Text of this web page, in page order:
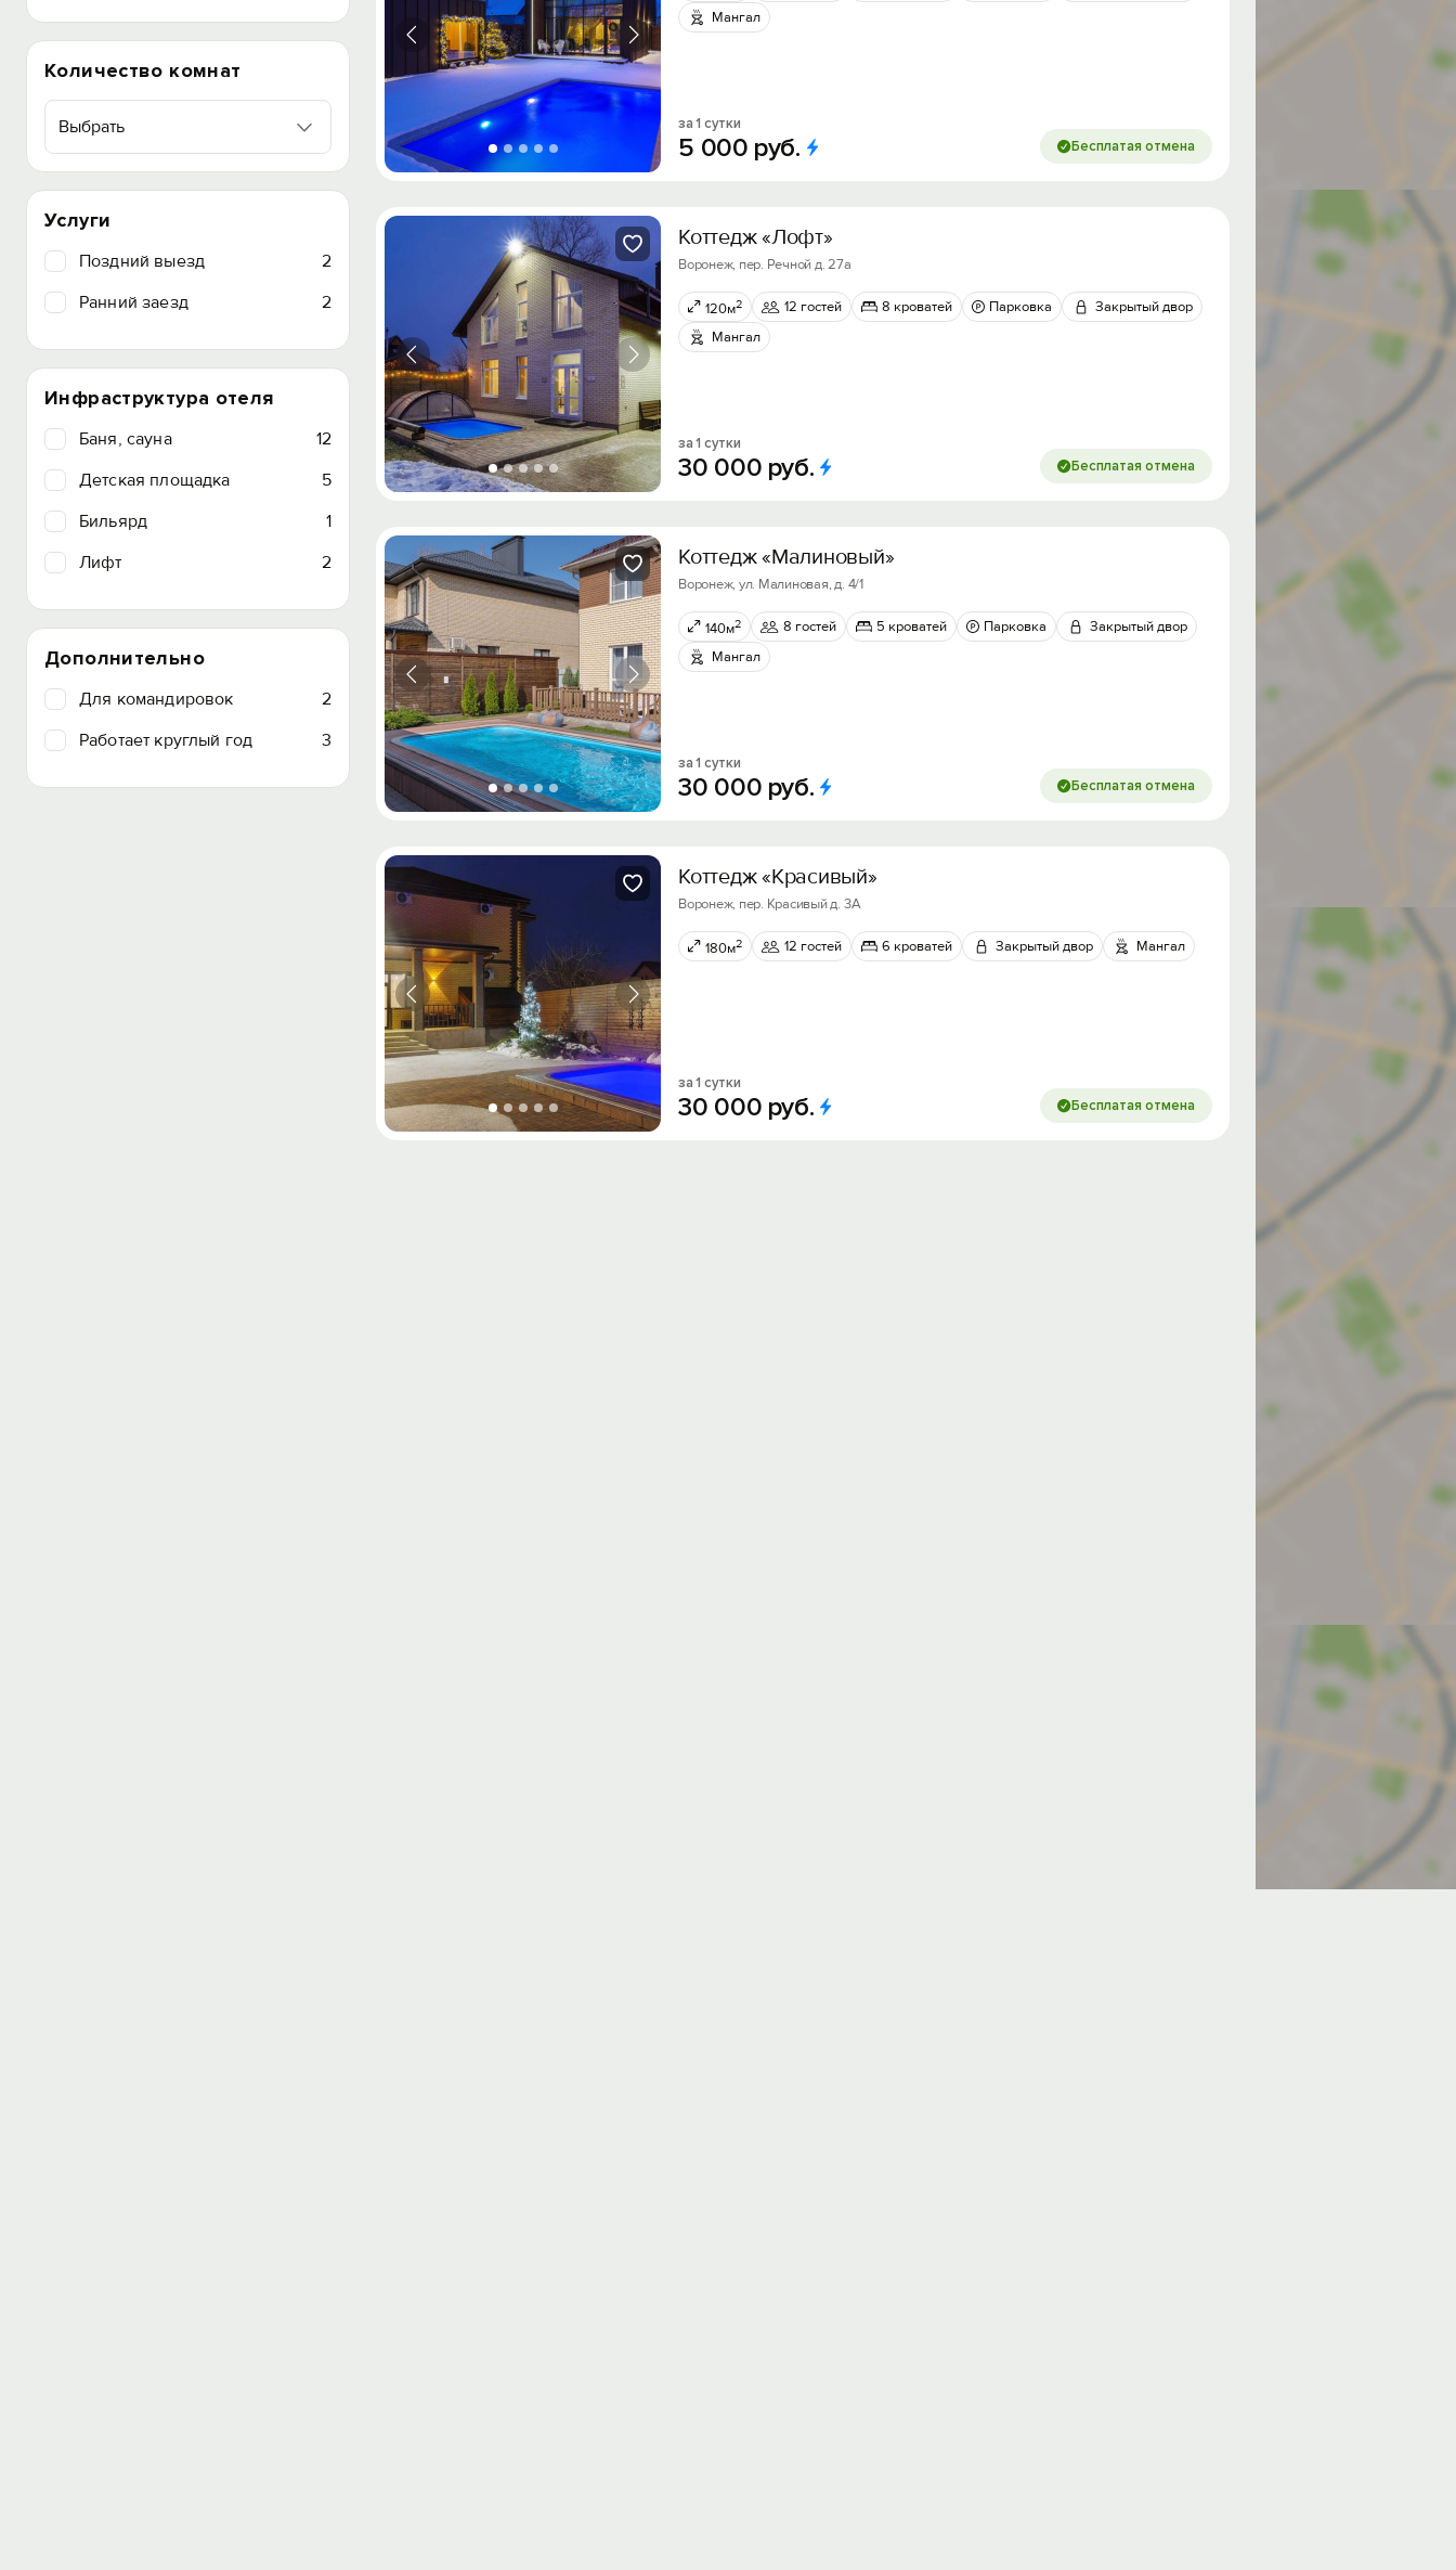
Количество комнат
Выбрать
Услуги
Поздний выезд
2
Ранний заезд
2
Инфраструктура отеля
Баня, сауна
12
Детская площадка
5
Бильярд
1
Лифт
2
Дополнительно
Для командировок
2
Работает круглый год
3
Мангал
за 1 сутки
5 000 руб. Бесплатая отмена
Коттедж «Лофт»
Воронеж, пер. Речной д. 27а
120м2 12 гостей 8 кроватей Парковка
Закрытый двор
Мангал
за 1 сутки
30 000 руб. Бесплатая отмена
Коттедж «Малиновый»
Воронеж, ул. Малиновая, д. 4/1
140м2 8 гостей 5 кроватей Парковка
Закрытый двор
Мангал
за 1 сутки
30 000 руб. Бесплатая отмена
Коттедж «Красивый»
Воронеж, пер. Красивый д. 3А
180м2 12 гостей 6 кроватей Закрытый двор Мангал
за 1 сутки
30 000 руб. Бесплатая отмена